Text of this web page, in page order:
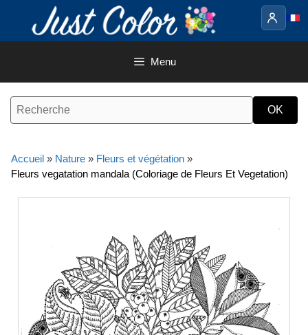
contenu
Menu
Accueil » Nature » Fleurs et végétation »
Fleurs vegatation mandala (Coloriage de Fleurs Et Vegetation)